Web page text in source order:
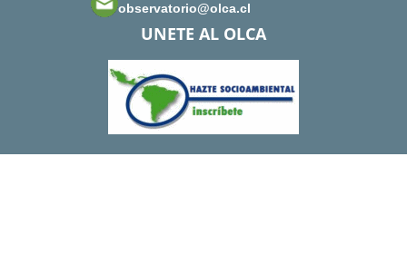
observatorio@olca.cl
UNETE AL OLCA